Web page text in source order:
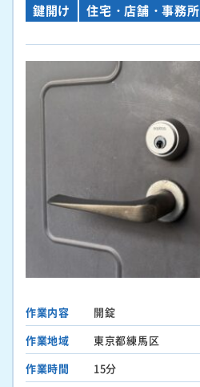
鍵開け 住宅・店舗・事務所
作業内容
開錠
作業地域
東京都練馬区
作業時間
15分